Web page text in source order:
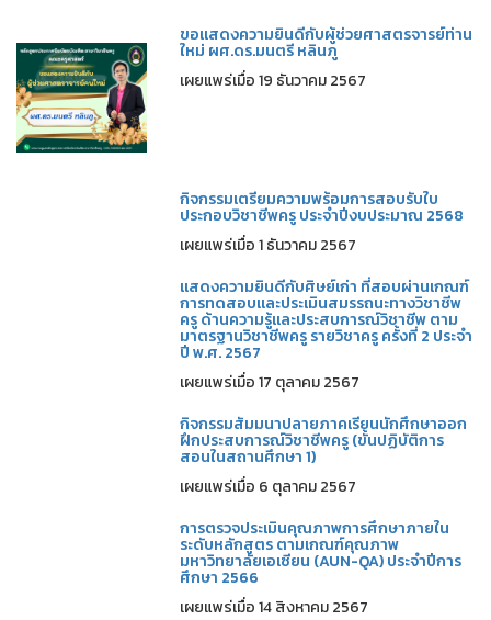
ขอแสดงความยินดีกับผู้ช่วยศาสตรจารย์ท่าน
ใหม่ ผศ.ดร.มนตรี หลินภู
เผยแพร่เมื่อ 19 ธันวาคม 2567
กิจกรรมเตรียมความพร้อมการสอบรับใบ
ประกอบวิชาชีพครู ประจำปีงบประมาณ 2568
เผยแพร่เมื่อ 1 ธันวาคม 2567
แสดงความยินดีกับศิษย์เก่า ที่สอบผ่านเกณฑ์
การทดสอบและประเมินสมรรถนะทางวิชาชีพ
ครู ด้านความรู้และประสบการณ์วิชาชีพ ตาม
มาตรฐานวิชาชีพครู รายวิชาครู ครั้งที่ 2 ประจำ
ปี พ.ศ. 2567
เผยแพร่เมื่อ 17 ตุลาคม 2567
กิจกรรมสัมมนาปลายภาคเรียนนักศึกษาออก
ฝึกประสบการณ์วิชาชีพครู (ขั้นปฏิบัติการ
สอนในสถานศึกษา 1)
เผยแพร่เมื่อ 6 ตุลาคม 2567
การตรวจประเมินคุณภาพการศึกษาภายใน
ระดับหลักสูตร ตามเกณฑ์คุณภาพ
มหาวิทยาลัยเอเซียน (AUN-QA) ประจำปีการ
ศึกษา 2566
เผยแพร่เมื่อ 14 สิงหาคม 2567